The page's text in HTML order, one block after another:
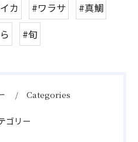
カ #ワラサ
#真鯛
#旬
Categories
ゴリー